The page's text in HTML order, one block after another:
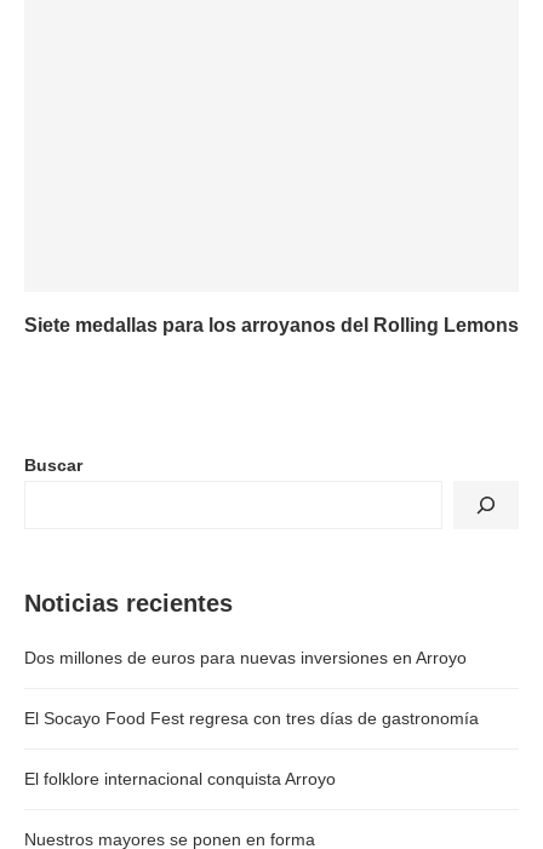
Siete medallas para los arroyanos del Rolling Lemons
Buscar
Noticias recientes
Dos millones de euros para nuevas inversiones en Arroyo
El Socayo Food Fest regresa con tres días de gastronomía
El folklore internacional conquista Arroyo
Nuestros mayores se ponen en forma